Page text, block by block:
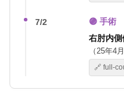
7/2
🟣 手術
右肘内
（25年4
🔗 full-